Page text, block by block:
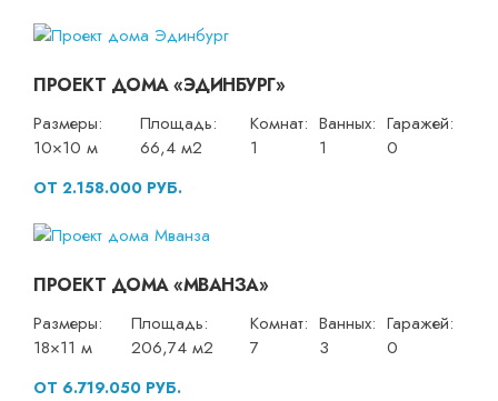
ПРОЕКТ ДОМА «ЭДИНБУРГ»
Размеры:
10×10 м
Площадь:
66,4 м2
Комнат:
1
Ванных:
1
Гаражей:
0
ОТ 2.158.000 РУБ.
ПРОЕКТ ДОМА «МВАНЗА»
Размеры:
18×11 м
Площадь:
206,74 м2
Комнат:
7
Ванных:
3
Гаражей:
0
ОТ 6.719.050 РУБ.